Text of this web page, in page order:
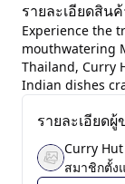
รายละเอียดสิน
Experience the
mouthwatering
Thailand, Curry
Indian dishes
รายละเอียดผู้
Curry Hut
สมาชิกตั้ง